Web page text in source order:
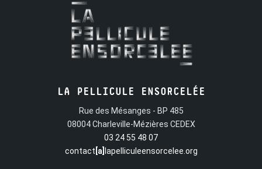
LA PELLICULE ENSORCELÉE
Rue des Mésanges - BP 485
08004 Charleville-Mézières CEDEX
03 24 55 48 07
contact [a] lapelliculeensorcelee.org